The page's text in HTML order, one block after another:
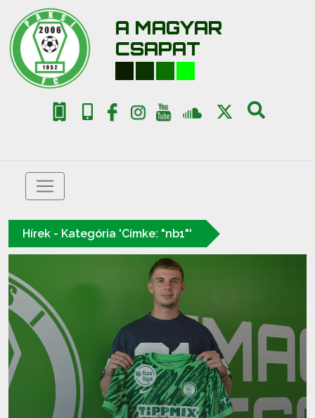
A MAGYAR
CSAPAT
Hírek - Kategória 'Címke: "nb1"'